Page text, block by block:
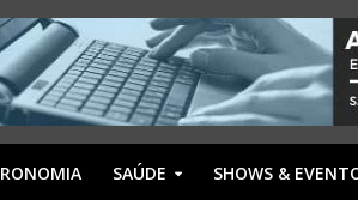
SAÚDE SHOWS &